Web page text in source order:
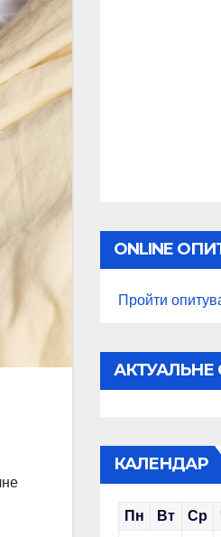
ONLINE
Пройти
КАЛЕНДАР
Пн Вт Ср